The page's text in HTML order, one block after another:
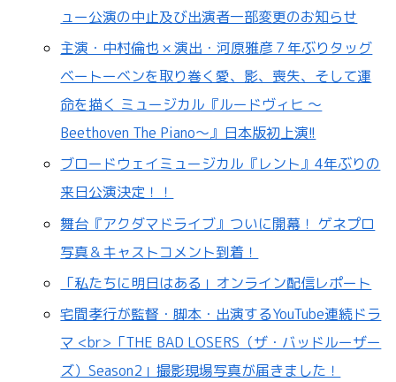
ュー公演の中止及び出演者一部変更のお知らせ
主演・中村倫也 × 演出・河原雅彦７年ぶりタッグ
ベートーベンを取り巻く愛、影、喪失、そして運
命を描く ミュージカル『ルードヴィヒ ～
Beethoven The Piano～』日本版初上演!!
ブロードウェイミュージカル『レント』4年ぶりの
来日公演決定！！
舞台『アクダマドライブ』ついに開幕！ ゲネプロ
写真＆キャストコメント到着！
「私たちに明日はある」オンライン配信レポート
宅間孝行が監督・脚本・出演するYouTube連続ドラ
マ <br>「THE BAD LOSERS（ザ・バッドルーザー
ズ）Season2」撮影現場写真が届きました！